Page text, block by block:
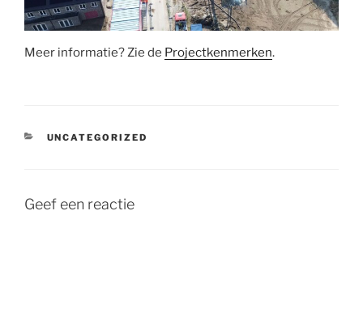
Meer informatie? Zie de Projectkenmerken.
CATEGORIEËN
UNCATEGORIZED
Geef een reactie